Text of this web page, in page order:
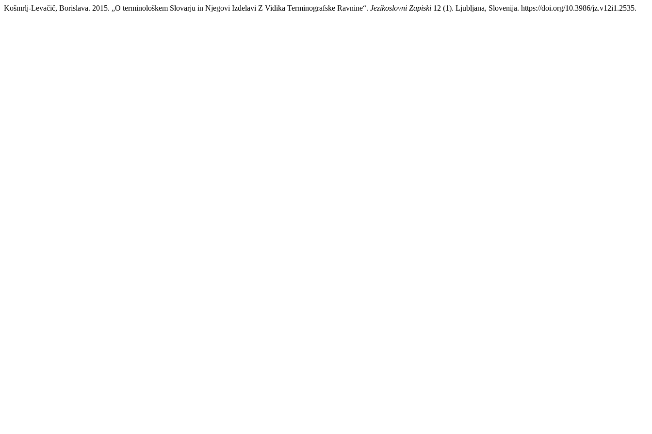
Košmrlj-Levačič, Borislava. 2015. „O terminološkem Slovarju in Njegovi Izdelavi Z Vidika Terminografske Ravnine“. Jezikoslovni Zapiski 12 (1). Ljubljana, Slovenija. https://doi.org/10.3986/jz.v12i1.2535.